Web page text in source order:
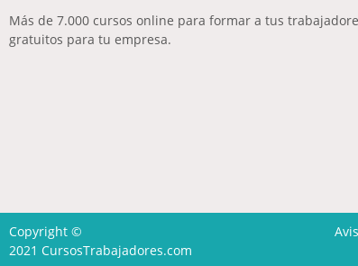
Más de 7.000 cursos online para formar a tus
gratuitos para tu empresa.
Copyright ©
2021 CursosTrabajadores.com